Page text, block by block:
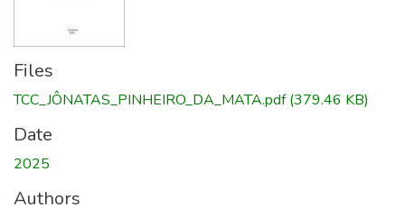
Files
TCC_JÔNATAS_PINHEIRO_DA_MATA.pdf(379.46 KB)
Date
2025
Authors